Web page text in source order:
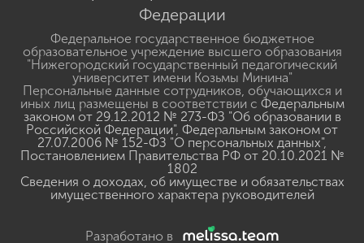
Федерации
Федеральное государственное бюджетное
образовательное учреждение высшего образования
"Нижегородский государственный педагогический
университет имени Козьмы Минина"
Персональные данные сотрудников, обучающихся и
иных лиц размещены в соответствии с Федеральным
законом от 29.12.2012 № 273-ФЗ "Об образовании в
Российской Федерации", Федеральным законом от
27.07.2006 № 152-ФЗ "О персональных данных",
Постановлением Правительства РФ от 20.10.2021 №
1802
Сведения о доходах, об имуществе и обязательствах
имущественного характера руководителей
Разработано в